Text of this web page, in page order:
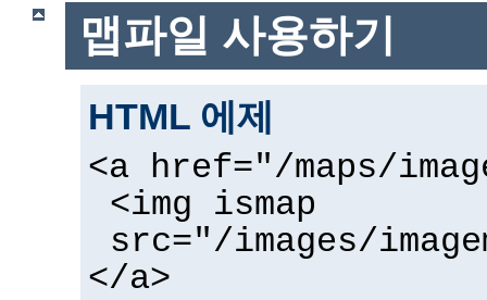
맵파일 사용하기
HTML 에제
<a href="/maps/
<img ismap
src="/images/
</a>